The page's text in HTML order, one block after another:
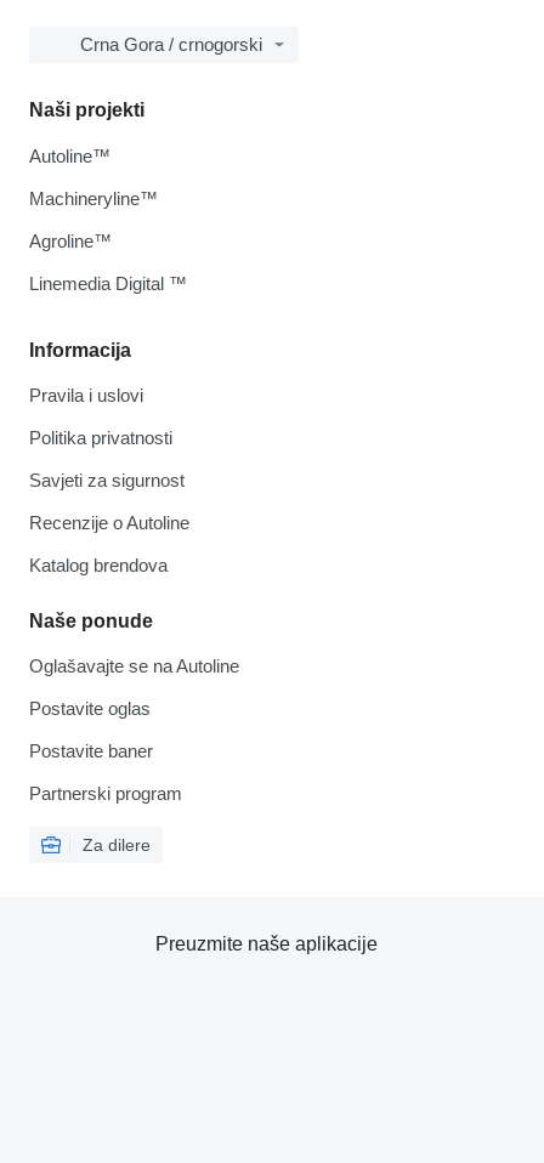
Crna Gora / crnogorski
Informacija
Pravila i uslovi
Politika privatnosti
Savjeti za sigurnost
Recenzije o Autoline
Katalog brendova
Naše ponude
Oglašavajte se na Autoline
Postavite oglas
Postavite baner
Partnerski program
Za dilere
Naši projekti
Autoline™
Machineryline™
Agroline™
Linemedia Digital ™
Preuzmite naše aplikacije